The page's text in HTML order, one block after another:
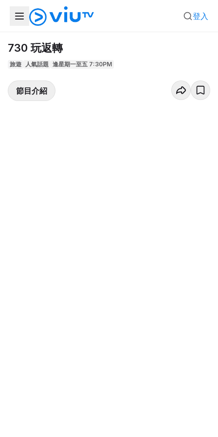
登入
730 玩返轉
旅遊 人氣話題 逢星期一至五 7:30PM
節目介紹